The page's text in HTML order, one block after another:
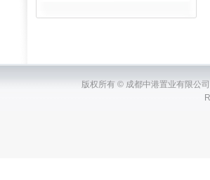
版权所有 © 成都中港置业有限公